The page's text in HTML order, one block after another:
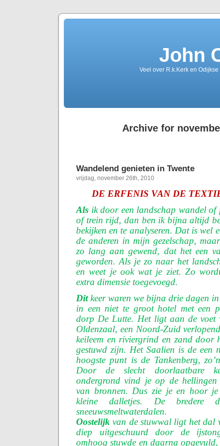
John
Veel over R.k.Kerk en
Archive for
Wandelend genieten in Twente
vrijdag, november 26th, 2010
DE ERFENIS VAN DE
Als ik door een landschap wandel of
of trein rijd, dan ben ik bijna altijd
bekijken en te analyseren. Dat is wel
de anderen in mijn gezelschap,
zo lang aan gewend, dat het een
geworden. Als je zo naar het
en weet je ook wat je ziet. Zo
extra dimensie toegevoegd.
Ditkeer waren we bijna drie dagen in
in een niet te groot hotel met een
dorp De Lutte. Het ligt aan de voet
Oldenzaal, een Noord-Zuid
keileem en riviergrind en zand door
gestuwd zijn. Het Saalien is de een
hoogste punt is de Tankenberg,
Door de slecht doorlaatbare
ondergrond vind je op de
van bronnen. Dus zie je en hoor je
kleine dalletjes. De bredere
sneeuwsmeltwaterdalen.
Oostelijk van de stuwwal ligt het dal
diep uitgeschuurd door de
omhoog stuwde en daarna